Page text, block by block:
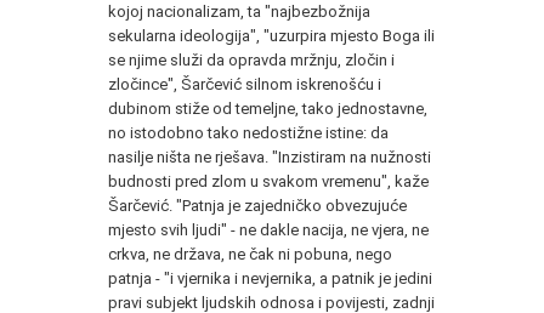
kojoj nacionalizam, ta "najbezbožnija
sekularna ideologija", "uzurpira mjesto Boga ili
se njime služi da opravda mržnju, zločin i
zločince", Šarčević silnom iskrenošću i
dubinom stiže od temeljne, tako jednostavne,
no istodobno tako nedostižne istine: da
nasilje ništa ne rješava. "Inzistiram na nužnosti
budnosti pred zlom u svakom vremenu", kaže
Šarčević. "Patnja je zajedničko obvezujuće
mjesto svih ljudi" - ne dakle nacija, ne vjera, ne
crkva, ne država, ne čak ni pobuna, nego
patnja - "i vjernika i nevjernika, a patnik je jedini
pravi subjekt ljudskih odnosa i povijesti, zadnji